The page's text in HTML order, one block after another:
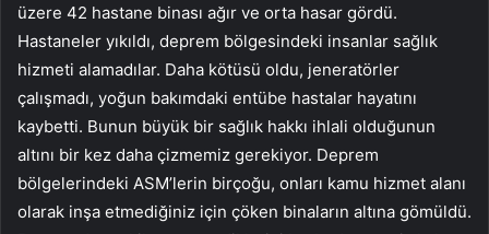
üzere 42 hastane binası ağır ve orta hasar gördü.
Hastaneler yıkıldı, deprem bölgesindeki insanlar sağlık
hizmeti alamadılar. Daha kötüsü oldu, jeneratörler
çalışmadı, yoğun bakımdaki entübe hastalar hayatını
kaybetti. Bunun büyük bir sağlık hakkı ihlali olduğunun
altını bir kez daha çizmemiz gerekiyor. Deprem
bölgelerindeki ASM’lerin birçoğu, onları kamu hizmet alanı
olarak inşa etmediğiniz için çöken binaların altına gömüldü.